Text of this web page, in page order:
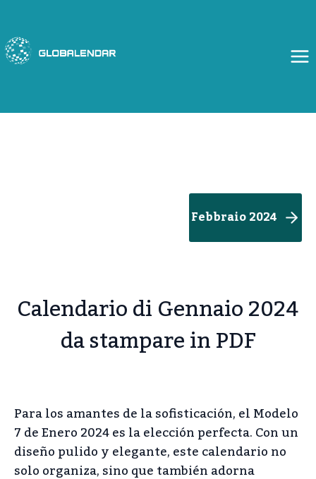
contenuto
Febbraio 2024
Calendario di Gennaio 2024
da stampare in PDF
Para los amantes de la sofisticación, el Modelo
7 de Enero 2024 es la elección perfecta. Con un
diseño pulido y elegante, este calendario no
solo organiza, sino que también adorna